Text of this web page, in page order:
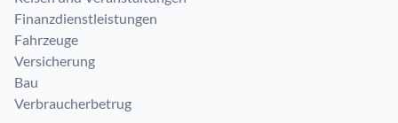
Finanzdienstleistungen
Fahrzeuge
Versicherung
Bau
Verbraucherbetrug